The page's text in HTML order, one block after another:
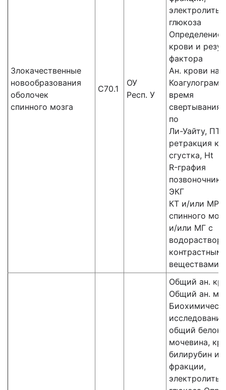
Злокачественные
новообразования
оболочек
спинного мозга
C70.1
ОУ
Респ. У
электролиты,
глюкоза
Определение
крови и
фактора
Ан. крови на
время
свертывания
по
Ли-Уайту,
ретракция
сгустка, Ht
R-графия
ЭКГ
КТ и/или МРТ
спинного
и/или МГ с
веществами
Общий ан.
Общий ан.
общий белок,
мочевина,
билирубин и
фракции,
электролиты,